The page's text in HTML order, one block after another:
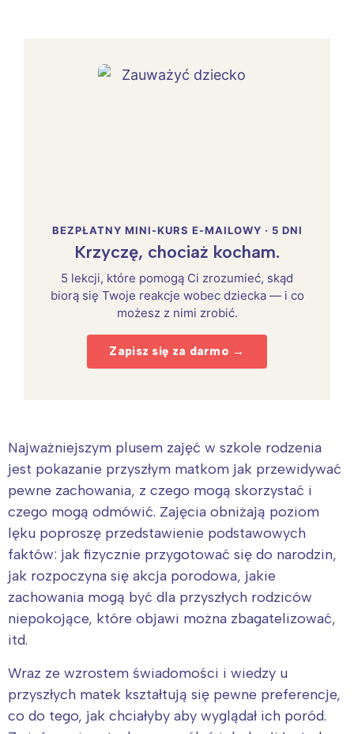
BEZPŁATNY MINI-KURS E-MAILOWY · 5 DNI
Krzyczę, chociaż kocham.
5 lekcji, które pomogą Ci zrozumieć, skąd
biorą się Twoje reakcje wobec dziecka — i co
możesz z nimi zrobić.
Zapisz się za darmo →
Najważniejszym plusem zajęć w szkole rodzenia
jest pokazanie przyszłym matkom jak przewidywać
pewne zachowania, z czego mogą skorzystać i
czego mogą odmówić. Zajęcia obniżają poziom
lęku poproszę przedstawienie podstawowych
faktów: jak fizycznie przygotować się do narodzin,
jak rozpoczyna się akcja porodowa, jakie
zachowania mogą być dla przyszłych rodziców
niepokojące, które objawi można zbagatelizować,
itd.
Wraz ze wzrostem świadomości i wiedzy u
przyszłych matek kształtują się pewne preferencje,
co do tego, jak chciałyby aby wyglądał ich poród.